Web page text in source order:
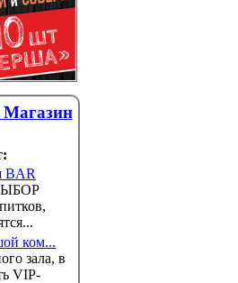
BAR
ком...
зала, в
VIP-